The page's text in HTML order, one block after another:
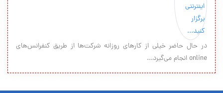
در حال حاضر خیلی از کارهای روزانه شرکت‌ها از طریق کنفرانس‌های
online انجام می‌گیرد...